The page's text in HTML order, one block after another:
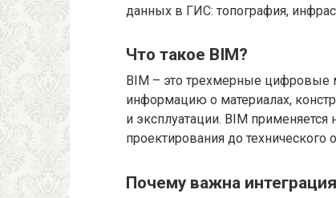
данных в ГИС: топография,
Что такое BIM?
BIM – это трехмерные
информацию о материалах,
и эксплуатации. BIM применяется
проектирования до технического
Почему важна